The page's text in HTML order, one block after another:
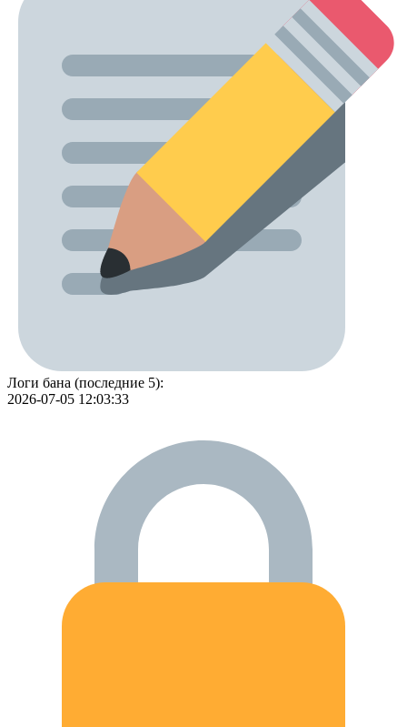
Логи бана (последние 5):
2026-07-05 12:03:33